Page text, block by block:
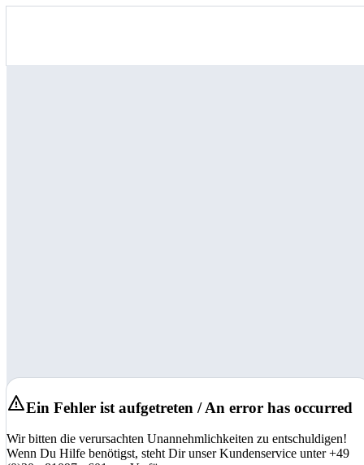
Ein Fehler ist aufgetreten / An error has occurred
Wir bitten die verursachten Unannehmlichkeiten zu entschuldigen!
Wenn Du Hilfe benötigst, steht Dir unser Kundenservice unter +49